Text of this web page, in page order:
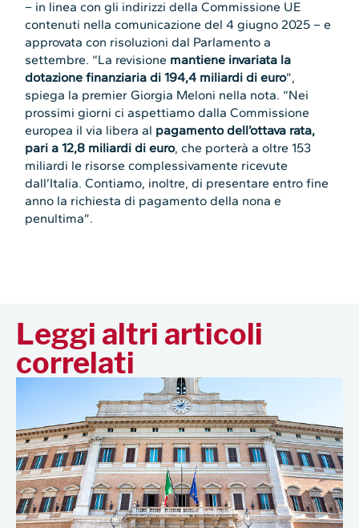
– in linea con gli indirizzi della Commissione UE
contenuti nella comunicazione del 4 giugno 2025 – e
approvata con risoluzioni dal Parlamento a
settembre. “La revisione mantiene invariata la
dotazione finanziaria di 194,4 miliardi di euro”,
spiega la premier Giorgia Meloni nella nota. “Nei
prossimi giorni ci aspettiamo dalla Commissione
europea il via libera al pagamento dell’ottava rata,
pari a 12,8 miliardi di euro, che porterà a oltre 153
miliardi le risorse complessivamente ricevute
dall’Italia. Contiamo, inoltre, di presentare entro fine
anno la richiesta di pagamento della nona e
penultima”.
Leggi altri articoli
correlati